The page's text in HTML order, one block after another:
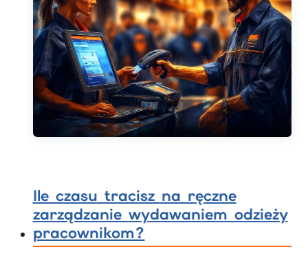
Ile czasu tracisz na ręczne
zarządzanie wydawaniem odzieży
pracownikom?